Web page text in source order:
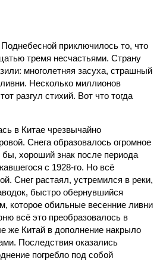
приключилось то, что
тремя несчастьями. Страну
многолетняя засуха, страшный
Несколько миллионов
разгул стихий. Вот что тогда
в Китае чрезвычайно
Снега образовалось огромное
бы, хороший знак после периода
с 1928-го. Но всё
Снег растаял, устремился в реки,
быстро обернувшийся
которое обильные весенние ливни
всё это преобразовалось в
же Китай в дополнение накрыло
Последствия оказались
погребло под собой